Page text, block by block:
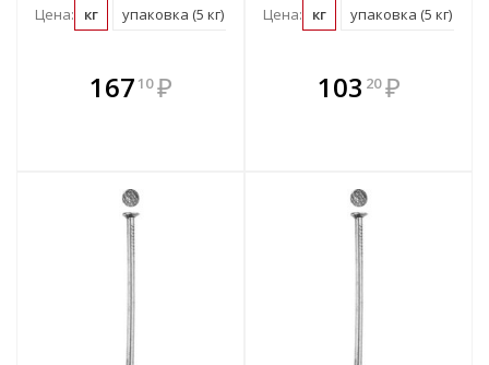
Цена: кг упаковка (5 кг)
167 10 ₽
В комплекте
всегда выгоднее!
Цена: кг упаковка (5 кг)
В комплекте
всегда выгоднее!
103 20 ₽